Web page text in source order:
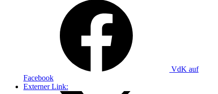
VdK auf
Facebook
Externer Link: